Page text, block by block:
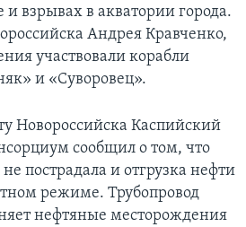
и взрывах в акватории города.
Андрея Кравченко,
участвовали корабли
и «Суворовец».
Новороссийска Каспийский
сообщил о том, что
пострадала и отгрузка нефти
режиме. Трубопровод
нефтяные месторождения